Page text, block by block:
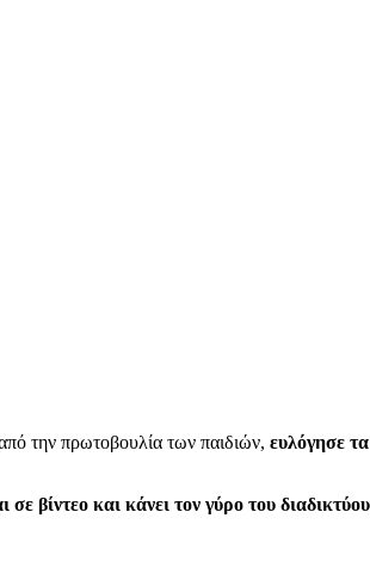
την πρωτοβουλία των παιδιών, ευλόγησε
βίντεο και κάνει τον γύρο του διαδικτύου